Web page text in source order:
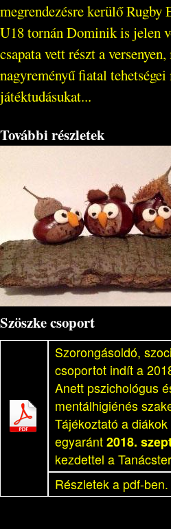
megrendezésre kerülő Rugby
U18 tornán Dominik is jelen
csapata vett részt a
nagyreményű fiatal
játéktudásukat...
További részletek
Szöszke csoport
Szorongásoldó,
csoportot indít a
Anett pszichológus
mentálhigiénés
Tájékoztató a
egyaránt 2018.
kezdettel a
Részletek a pdf-ben.